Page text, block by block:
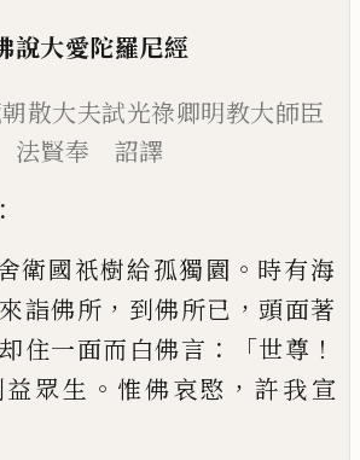
說大愛陀羅尼經
散大夫試光祿卿明教大師臣
法賢奉 詔譯
：
衛國祇樹給孤獨園 。 時有海
來詣佛所 ， 到佛所已 ， 頭面著
却住一面而白佛言 ：「世尊 ！
益眾生 。 惟佛哀愍 ， 許我宣